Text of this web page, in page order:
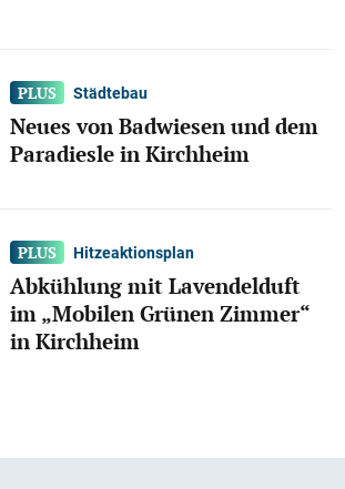
Städtebau
Neues von Badwiesen und dem
Paradiesle in Kirchheim
Hitzeaktionsplan
Abkühlung mit Lavendelduft
im „Mobilen Grünen Zimmer“
in Kirchheim